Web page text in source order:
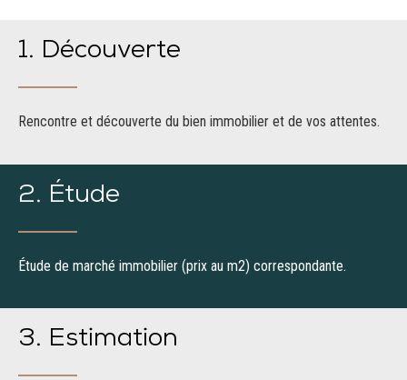
1. Découverte
Rencontre et découverte du bien immobilier et de vos attentes.
2. Étude
Étude de marché immobilier (prix au m2) correspondante.
3. Estimation